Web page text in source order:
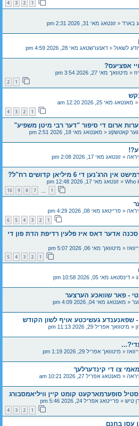
1
2
3
4
בארד « זונטאג מאי 31, 2026 2:31 pm
לשאול « דאנערשטאג מאי 28, 2026 4:59 pm
אפציעס?
« מיטוואך מאי 27, 2026 3:54 pm
1
2
« מאנטאג מאי 25, 2026 12:20 am
1
2
3
4
ארום די סיפור "דער רבי מיטן משפיע"
קאטשקע « מאנטאג מאי 18, 2026 2:51 pm
« זונטאג מאי 17, 2026 2:08 pm
די 6 מיליאן קדושים רח"ל?
Who
« זונטאג מאי 17, 2026 12:48 pm
1
7
8
9
10
« פרייטאג מאי 08, 2026 4:29 pm
1
2
3
4
5
6
אדער דאס איז פלעין רדיפת הדת פון די
« מיטוואך מאי 06, 2026 5:07 pm
1
2
3
4
5
« דינסטאג מאי 05, 2026 10:58 pm
- פאר שוואכע הערצער
« מאנטאג מאי 04, 2026 4:09 pm
שפאנענדע געשיכטע אויף לשון הקודש
« מיטוואך אפריל 29, 2026 11:13 pm
« מיטוואך אפריל 29, 2026 1:19 pm
צו די קינדערלעך
« מאנטאג אפריל 27, 2026 10:21 am
סופערמארקעט קומט קיין וויליאמסבורג
טיש « פרייטאג אפריל 24, 2026 5:46 pm
1
2
3
4
עסן בחנם